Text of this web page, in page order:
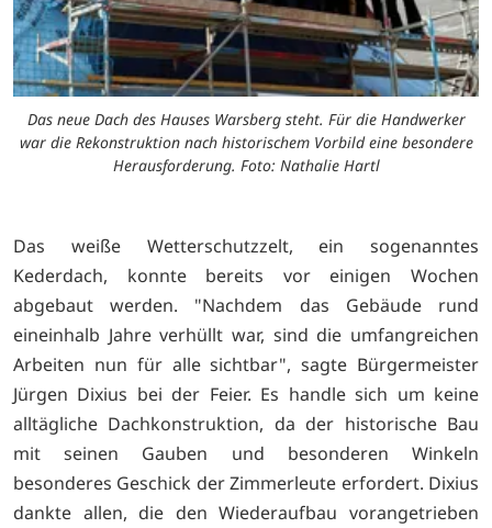
Das neue Dach des Hauses Warsberg steht. Für die Handwerker
war die Rekonstruktion nach historischem Vorbild eine besondere
Herausforderung. Foto: Nathalie Hartl
Das weiße Wetterschutzzelt, ein sogenanntes
Kederdach, konnte bereits vor einigen Wochen
abgebaut werden. "Nachdem das Gebäude rund
eineinhalb Jahre verhüllt war, sind die umfangreichen
Arbeiten nun für alle sichtbar", sagte Bürgermeister
Jürgen Dixius bei der Feier. Es handle sich um keine
alltägliche Dachkonstruktion, da der historische Bau
mit seinen Gauben und besonderen Winkeln
besonderes Geschick der Zimmerleute erfordert. Dixius
dankte allen, die den Wiederaufbau vorangetrieben